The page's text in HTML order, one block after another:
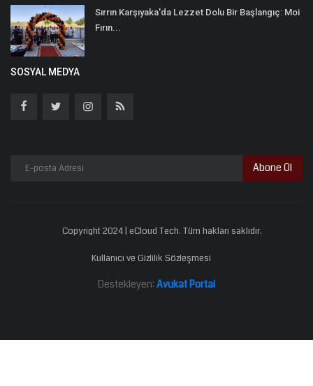
Sırrın Karşıyaka'da Lezzet Dolu Bir Başlangıç: Moi
Fırın...
SOSYAL MEDYA
Abone Ol
Copyright 2024 | eCloud Tech. Tüm hakları saklıdır.
Kullanıcı ve Gizlilik Sözleşmesi
Destekleyen: Avukat Portal